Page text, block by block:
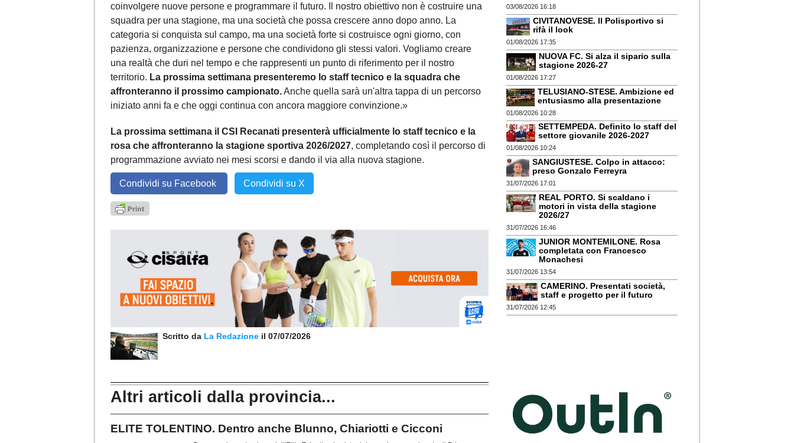
coinvolgere nuove persone e programmare il futuro. Il nostro obiettivo non è costruire una
squadra per una stagione, ma una società che possa crescere anno dopo anno. La
categoria si conquista sul campo, ma una società forte si costruisce ogni giorno, con
pazienza, organizzazione e persone che condividono gli stessi valori. Vogliamo creare
una realtà che duri nel tempo e che rappresenti un punto di riferimento per il nostro
territorio. La prossima settimana presenteremo lo staff tecnico e la squadra che
affronteranno il prossimo campionato.Anche quella sarà un'altra tappa di un percorso
iniziato anni fa e che oggi continua con ancora maggiore convinzione.»
La prossima settimana il CSI Recanati presenterà ufficialmente lo staff tecnico e la
rosa che affronteranno la stagione sportiva 2026/2027, completando così il percorso di
programmazione avviato nei mesi scorsi e dando il via alla nuova stagione.
Condividi su Facebook Condividi su X
Scritto da La Redazione il 07/07/2026
Altri articoli dalla provincia...
ELITE TOLENTINO. Dentro anche Blunno, Chiariotti e Cicconi
03/08/2026 16:18
CIVITANOVESE. Il Polisportivo si
rifà il look
01/08/2026 17:35
NUOVA FC. Si alza il sipario sulla
stagione 2026-27
01/08/2026 17:27
TELUSIANO-STESE. Ambizione ed
entusiasmo alla presentazione
01/08/2026 10:28
SETTEMPEDA. Definito lo staff del
settore giovanile 2026-2027
01/08/2026 10:24
SANGIUSTESE. Colpo in attacco:
preso Gonzalo Ferreyra
31/07/2026 17:01
REAL PORTO. Si scaldano i
motori in vista della stagione
2026/27
31/07/2026 16:46
JUNIOR MONTEMILONE. Rosa
completata con Francesco
Monachesi
31/07/2026 13:54
CAMERINO. Presentati società,
staff e progetto per il futuro
31/07/2026 12:45